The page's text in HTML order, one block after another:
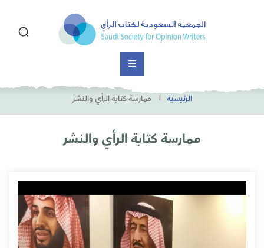
الرئيسية ممارسة كتابة الرأي والنشر
ممارسة كتابة الرأي والنشر